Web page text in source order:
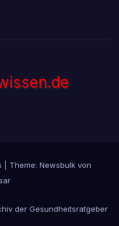
Theme: Newsbulkvon
der Gesundheitsratgeber